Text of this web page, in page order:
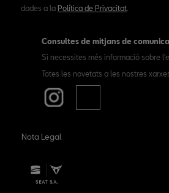
dades a la Política de Privacitat.
Consultes de mitjans de
Si necessites més informació sobre
Totes les novetats a les nostres
Nota Legal